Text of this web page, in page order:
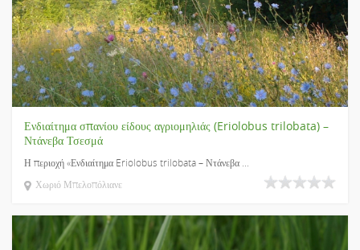
Ενδιαίτημα σπανίου είδους αγριομηλιάς (Eriolobus trilobata) –
Ντάνεβα Τσεσμά
Η περιοχή «Ενδιαίτημα Eriolobus trilobata – Ντάνεβα ...
Χωριό Μπελοπόλιανε